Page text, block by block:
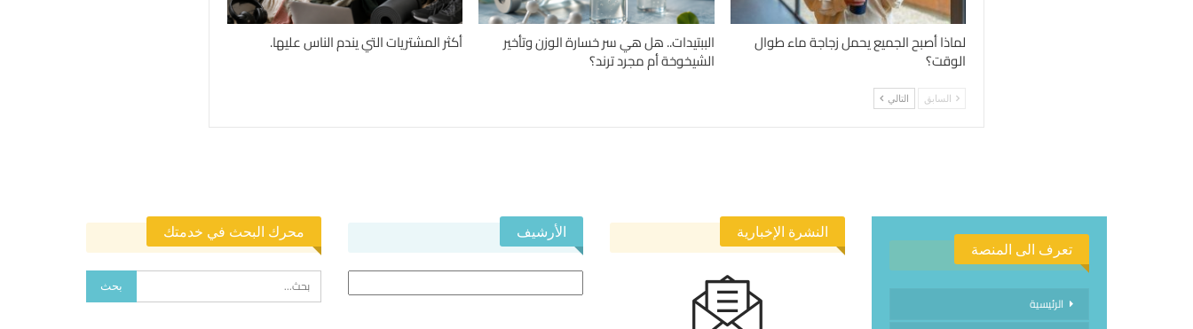
لماذا أصبح الجميع يحمل زجاجة ماء طوال
الوقت؟
الببتيدات.. هل هي سر خسارة الوزن وتأخير
الشيخوخة أم مجرد ترند؟
أكثر المشتريات التي يندم الناس عليها.
السابق التالي
تعرف الى المنصة
الرئيسية
النشرة الإخبارية الأرشيف محرك البحث في خدمتك